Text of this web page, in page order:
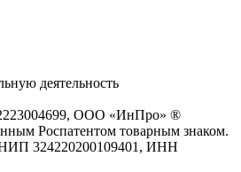
деятельность
ООО «ИнПро» ®
Роспатентом товарным знаком.
324220200109401, ИНН